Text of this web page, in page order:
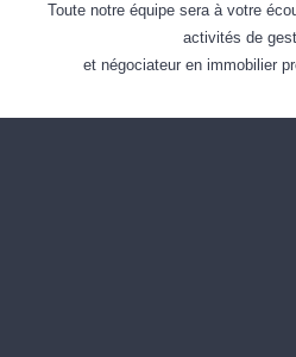
Toute notre équipe sera à votre
activités de
et négociateur en immobilier